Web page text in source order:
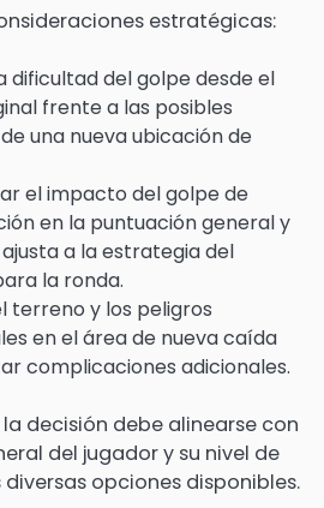
estratégicas:
dificultad del golpe desde el
frente a las posibles
una nueva ubicación de
el impacto del golpe de
en la puntuación general y
a la estrategia del
la ronda.
terreno y los peligros
en el área de nueva caída
complicaciones adicionales.
decisión debe alinearse con
del jugador y su nivel de
opciones disponibles.